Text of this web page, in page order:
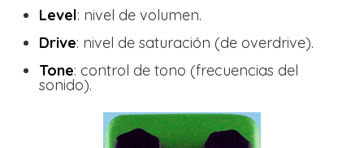
Level: nivel de volumen.
Drive: nivel de saturación (de overdrive).
Tone: control de tono (frecuencias del
sonido).